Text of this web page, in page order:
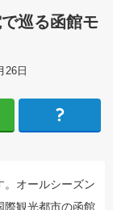
巡る函館モ
26日
。オールシーズン
際観光都市の函館